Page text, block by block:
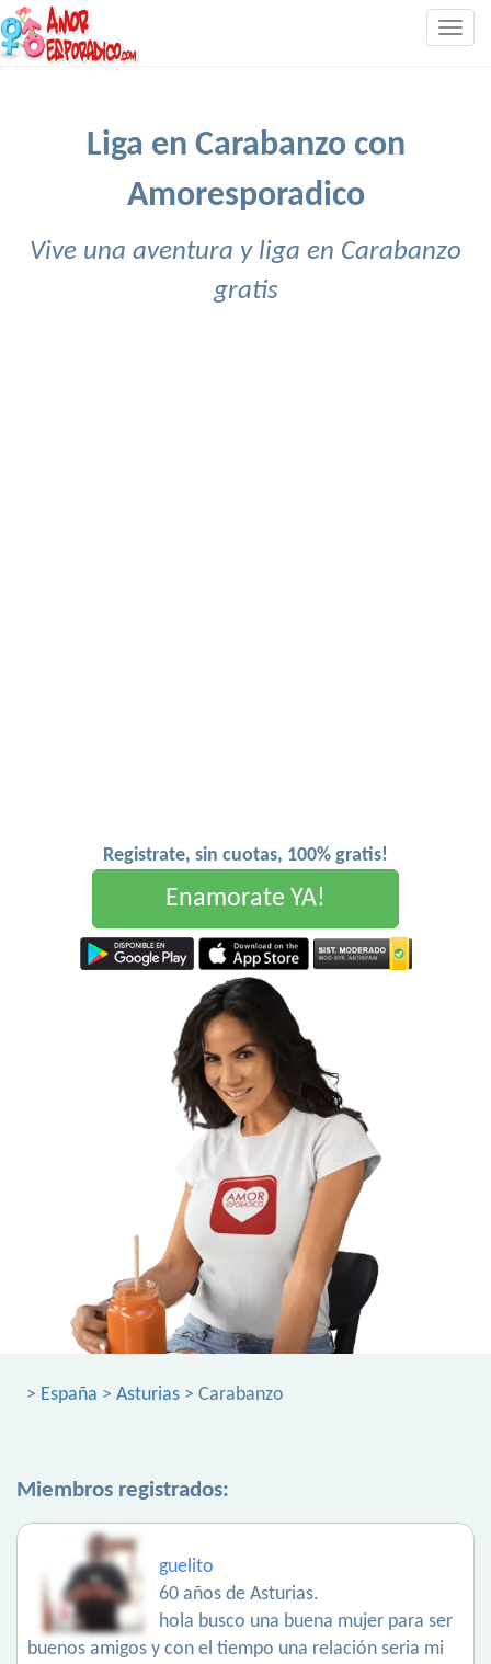
Liga en Carabanzo con
Amoresporadico
Vive una aventura y liga en Carabanzo
gratis
Registrate, sin cuotas, 100% gratis!
Enamorate YA!
> España > Asturias > Carabanzo
Miembros registrados:
guelito
60 años de Asturias.
hola busco una buena mujer para ser
buenos amigos y con el tiempo una relación seria mi